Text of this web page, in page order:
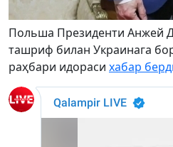
Польша Президенти Анжей
ташриф билан Украинага
раҳбари идораси хабар